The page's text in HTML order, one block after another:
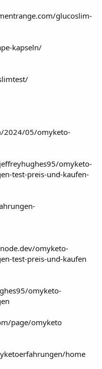
glucoslim-
kapseln/
2024/05/omyketo-
omyketo-
test-preis-und-kaufen-
omyketo-
test-preis-und-kaufen
omyketo-
page/omyketo
home